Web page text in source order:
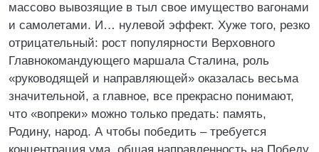
массово вывозящие в тыл свое имущество вагонами
и самолетами. И… нулевой эффект. Хуже того, резко
отрицательный: рост популярности Верховного
Главнокомандующего маршала Сталина, роль
«руководящей и направляющей» оказалась весьма
значительной, а главное, все прекрасно понимают,
что «вопреки» можно только предать: память,
Родину, народ. А чтобы победить – требуется